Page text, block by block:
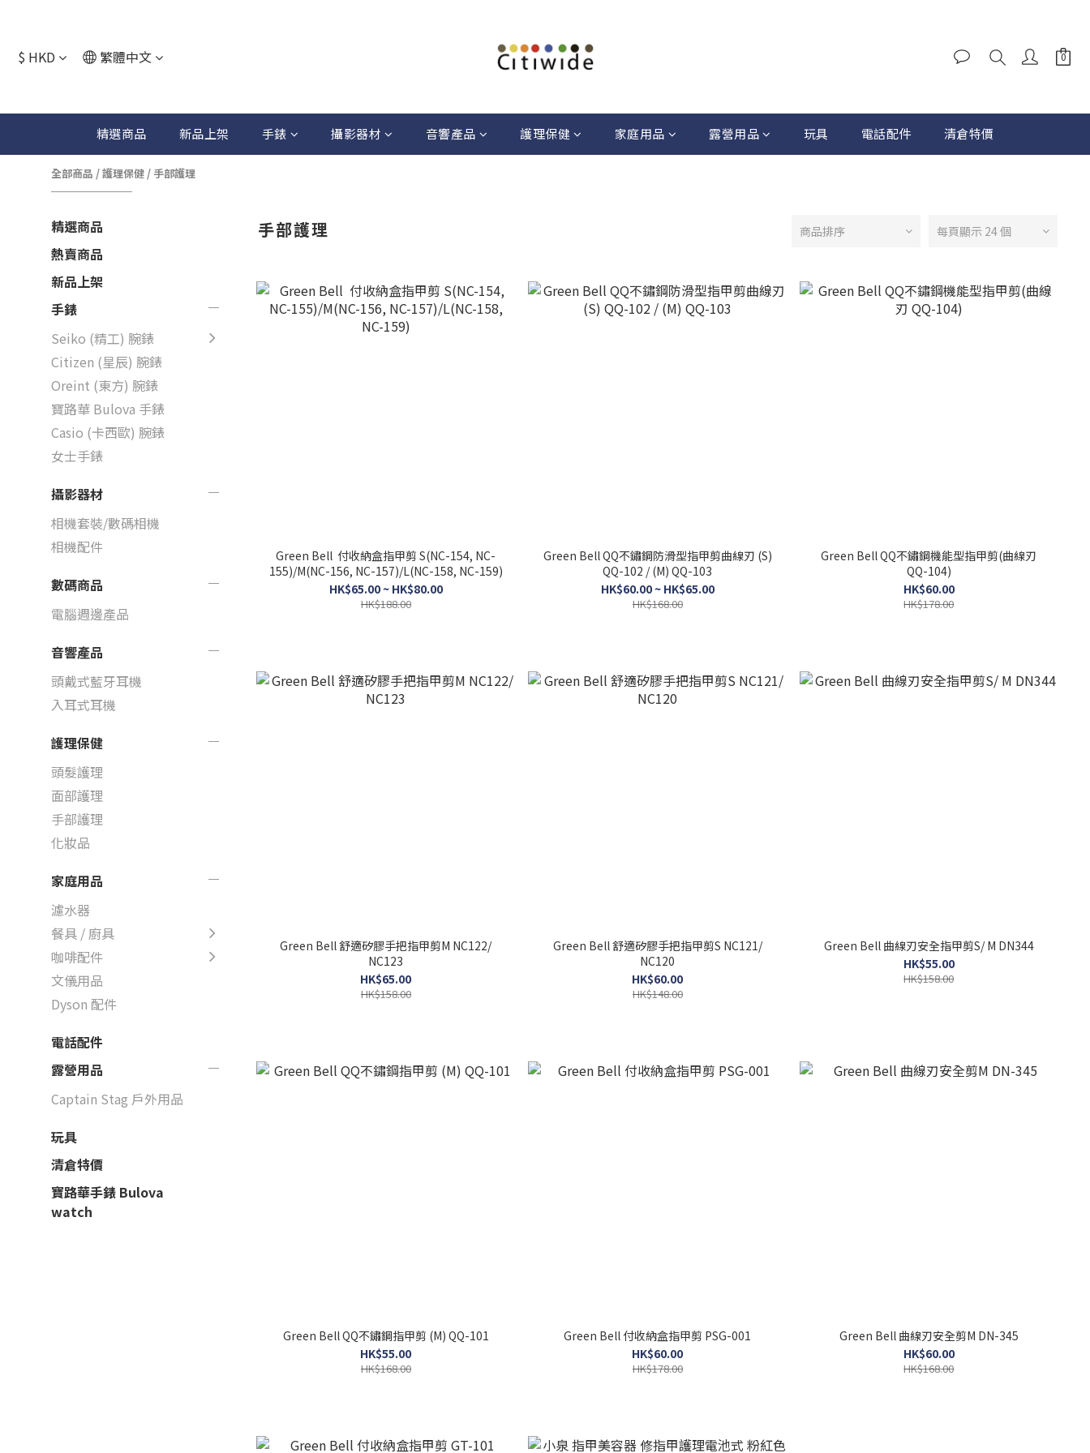
$ HKD 繁體中文
精選商品 新品上架 手錶 攝影器材 音響產品 護理保健 家庭用品 露營用品 玩具 電話配件 清倉特價
全部商品 /護理保健 / 手部護理
精選商品
熱賣商品
新品上架
手錶
Seiko (精工) 腕錶
Citizen (星辰) 腕錶
Oreint (東方) 腕錶
寶路華 Bulova 手錶
Casio (卡西歐) 腕錶
女士手錶
攝影器材
相機套裝/數碼相機
相機配件
數碼商品
電腦週邊產品
音響產品
頭戴式藍牙耳機
入耳式耳機
護理保健
頭髮護理
面部護理
手部護理
化妝品
家庭用品
濾水器
餐具 / 廚具
咖啡配件
文儀用品
Dyson 配件
電話配件
露營用品
Captain Stag 戶外用品
玩具
清倉特價
寶路華手錶 Bulova
watch
手部護理 商品排序 每頁顯示 24 個
Green Bell 付收納盒指甲剪 S(NC-154, NC-
155)/M(NC-156, NC-157)/L(NC-158, NC-159)
HK$65.00 ~ HK$80.00
HK$188.00
Green Bell QQ不鏽鋼防滑型指甲剪曲線刃 (S)
QQ-102 / (M) QQ-103
HK$60.00 ~ HK$65.00
HK$168.00
Green Bell QQ不鏽鋼機能型指甲剪(曲線刃
QQ-104)
HK$60.00
HK$178.00
Green Bell 舒適矽膠手把指甲剪M NC122/
NC123
HK$65.00
HK$158.00
Green Bell 舒適矽膠手把指甲剪S NC121/
NC120
HK$60.00
HK$148.00
Green Bell 曲線刃安全指甲剪S/ M DN344
HK$55.00
HK$158.00
Green Bell QQ不鏽鋼指甲剪 (M) QQ-101
HK$55.00
HK$168.00
Green Bell 付收納盒指甲剪 PSG-001
HK$60.00
HK$178.00
Green Bell 曲線刃安全剪M DN-345
HK$60.00
HK$168.00